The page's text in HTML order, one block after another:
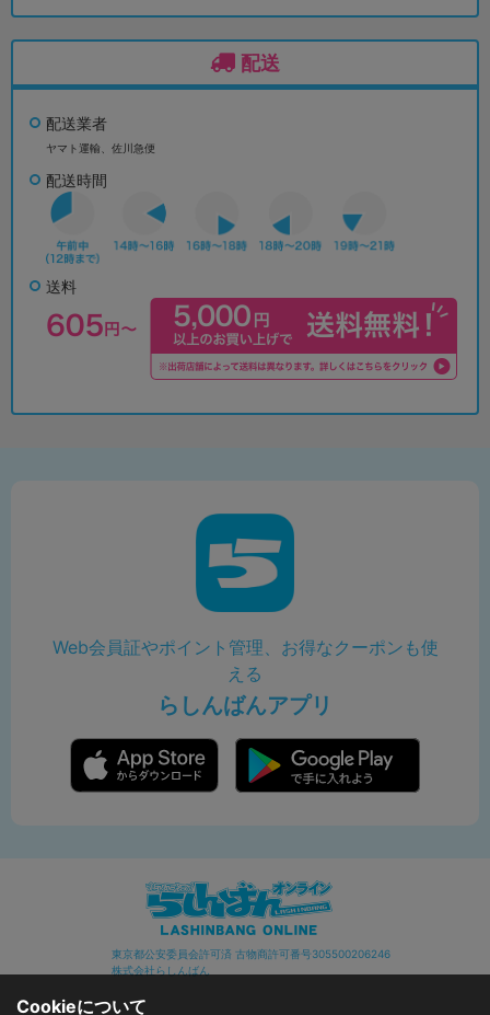
配送
配送業者
ヤマト運輸、佐川急便
配送時間
送料
Web会員証やポイント管理、お得なクーポンも使
える
らしんばんアプリ
東京都公安委員会許可済 古物商許可番号305500206246
株式会社らしんばん
Cookieについて